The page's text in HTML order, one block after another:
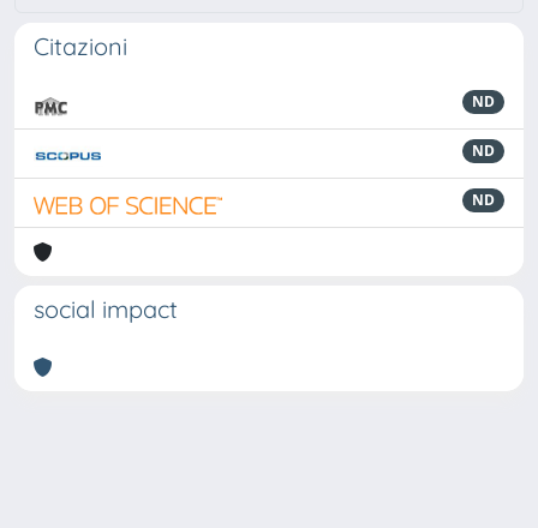
Citazioni
ND
ND
ND
social impact